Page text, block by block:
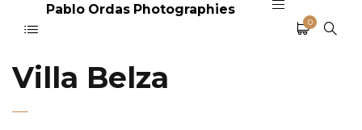
Pablo Ordas Photographies
0
Villa Belza